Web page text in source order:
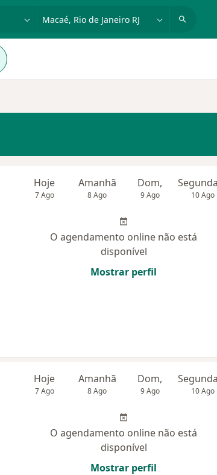
cidade ou região
Hoje
7 Ago
Amanhã
8 Ago
Dom,
9 Ago 10 Ago
O agendamento online não está
disponível
Mostrar perfil
Hoje
7 Ago
Amanhã
8 Ago
Dom,
9 Ago 10 Ago
O agendamento online não está
disponível
Mostrar perfil